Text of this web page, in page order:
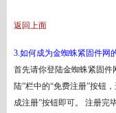
返回上面
3.如何成为金蜘蛛紧固件网
首先请你登陆金蜘蛛紧固件
陆”栏中的“免费注册”按钮
成注册”按钮即可。 注册完